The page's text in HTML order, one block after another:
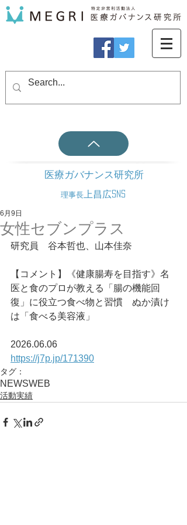
医療ガバナンス研究所
理事長 上昌広SNS
女性セブンプラス
6月9日
研究員　谷本哲也、山本佳奈
【コメント】《健康腸寿を目指す》名
医と食のプロが教える「腸の機能回
復」に役立つ食べ物と習慣　ぬか漬け
は「食べる美容液」
2026.06.06
https://j7p.jp/171390
タグ：
NEWSWEB
活動実績